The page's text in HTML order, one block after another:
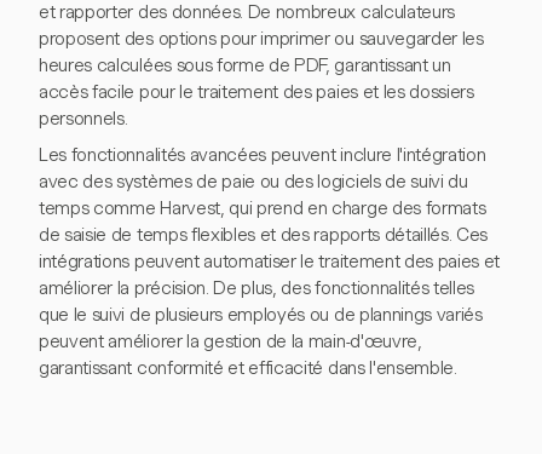
et rapporter des données. De nombreux calculateurs
proposent des options pour imprimer ou sauvegarder les
heures calculées sous forme de PDF, garantissant un
accès facile pour le traitement des paies et les dossiers
personnels.
Les fonctionnalités avancées peuvent inclure l'intégration
avec des systèmes de paie ou des logiciels de suivi du
temps comme Harvest, qui prend en charge des formats
de saisie de temps flexibles et des rapports détaillés. Ces
intégrations peuvent automatiser le traitement des paies et
améliorer la précision. De plus, des fonctionnalités telles
que le suivi de plusieurs employés ou de plannings variés
peuvent améliorer la gestion de la main-d'œuvre,
garantissant conformité et efficacité dans l'ensemble.